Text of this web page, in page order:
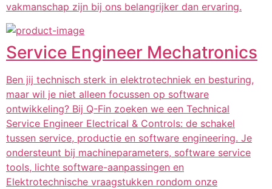
vakmanschap zijn bij ons belangrijker dan ervaring.
Service Engineer Mechatronics
Ben jij technisch sterk in elektrotechniek en besturing,
maar wil je niet alleen focussen op software
ontwikkeling? Bij Q-Fin zoeken we een Technical
Service Engineer Electrical & Controls: de schakel
tussen service, productie en software engineering. Je
ondersteunt bij machineparameters, software service
tools, lichte software-aanpassingen en
Elektrotechnische vraagstukken rondom onze